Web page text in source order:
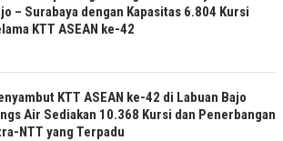
– Surabaya dengan Kapasitas 6.804 Kursi
KTT ASEAN ke-42
KTT ASEAN ke-42 di Labuan Bajo
Air Sediakan 10.368 Kursi dan Penerbangan
NTT yang Terpadu